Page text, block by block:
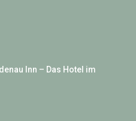
Inn – Das Hotel im